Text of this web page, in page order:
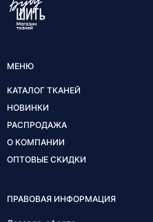
МЕНЮ
КАТАЛОГ ТКАНЕЙ
НОВИНКИ
РАСПРОДАЖА
О КОМПАНИИ
ОПТОВЫЕ СКИДКИ
ПРАВОВАЯ ИНФОРМАЦИЯ